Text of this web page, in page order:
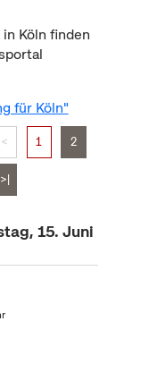
Köln finden
für Köln"
< 1 2
>|
15. Juni